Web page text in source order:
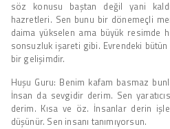
söz konusu baştan değil yani
hazretleri. Sen bunu bir dönemeçli
daima yükselen ama büyük resimde
sonsuzluk işareti gibi. Evrendeki
bir gelişimdir.
Huşu Guru: Benim kafam basmaz
İnsan da sevgidir derim. Sen
derim. Kısa ve öz. İnsanlar derin
düşünür. Sen insanı tanımıyorsun.